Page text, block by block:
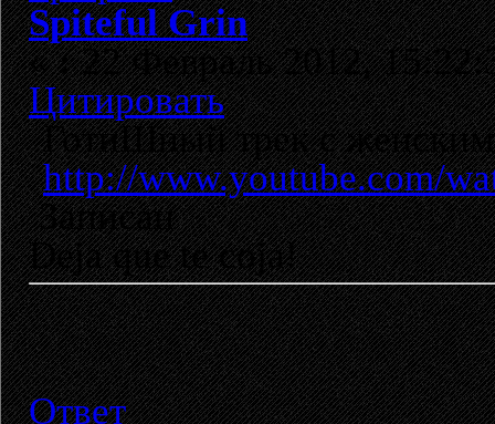
Spiteful Grin
«:22 Февраль 2012,
Цитировать
ГотиШный трек с
http://www.youtube.com/
Записан
Deja que te coja!
Ответ